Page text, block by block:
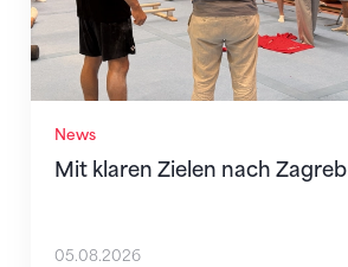
News
Mit klaren Zielen nach Zagreb
05.08.2026